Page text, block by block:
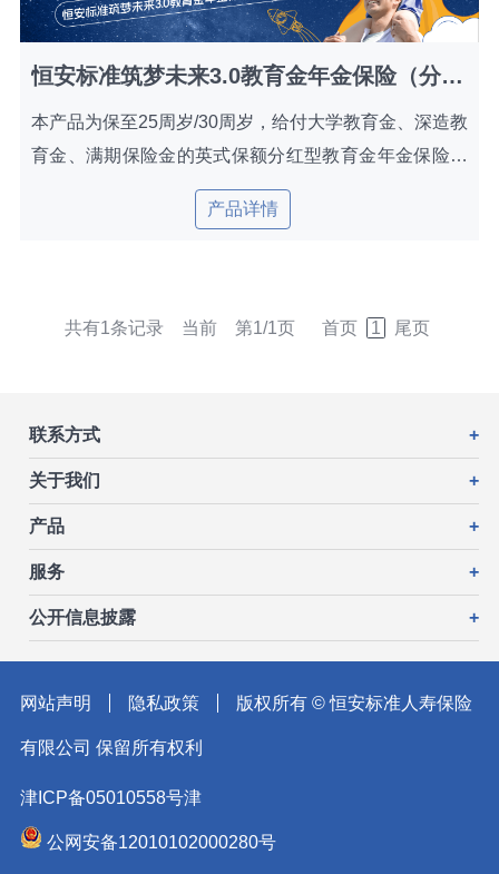
恒安标准筑梦未来3.0教育金年金保险（分红型）
本产品为保至25周岁/30周岁，给付大学教育金、深造教
育金、满期保险金的英式保额分红型教育金年金保险，
产品详情
共有1条记录 当前 第1/1页 首页 1 尾页
联系方式 +
关于我们 +
产品 +
服务 +
公开信息披露 +
网站声明 隐私政策 版权所有 © 恒安标准人寿保险
有限公司 保留所有权利
津ICP备05010558号津
公网安备12010102000280号